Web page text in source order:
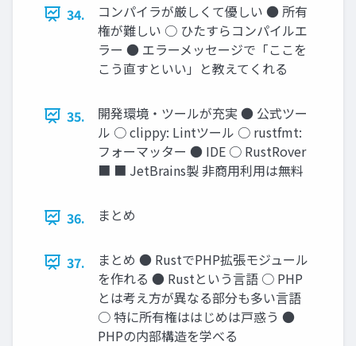
34.
コンパイラが厳しくて優しい ● 所有
権が難しい ○ ひたすらコンパイルエ
ラー ● エラーメッセージで「ここを
こう直すといい」と教えてくれる
35.
開発環境・ツールが充実 ● 公式ツー
ル ○ clippy: Lintツール ○ rustfmt:
フォーマッター ● IDE ○ RustRover
■ ■ JetBrains製 非商用利用は無料
36. まとめ
37.
まとめ ● RustでPHP拡張モジュール
を作れる ● Rustという言語 ○ PHP
とは考え方が異なる部分も多い言語
○ 特に所有権ははじめは戸惑う ●
PHPの内部構造を学べる